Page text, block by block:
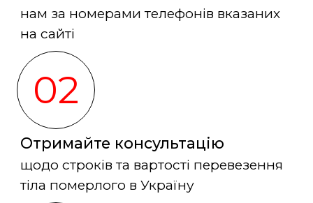
нам за номерами телефонів вказаних
на сайті
02
Отримайте консультацію
щодо строків та вартості перевезення
тіла померлого в Україну